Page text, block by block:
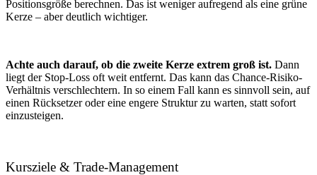
Positionsgröße berechnen. Das ist weniger aufregend als eine grüne
Kerze – aber deutlich wichtiger.
Achte auch darauf, ob die zweite Kerze extrem groß ist. Dann
liegt der Stop-Loss oft weit entfernt. Das kann das Chance-Risiko-
Verhältnis verschlechtern. In so einem Fall kann es sinnvoll sein, auf
einen Rücksetzer oder eine engere Struktur zu warten, statt sofort
einzusteigen.
Kursziele & Trade-Management